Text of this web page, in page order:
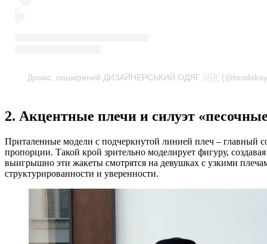
Допис, поширений ДИЗАЙНЕРСЬКИЙ ОДЯГ 🇺🇦
2. Акцентные плечи и силуэт
Приталенные модели с подчеркнутой линией плеч – главный
пропорции. Такой крой зрительно моделирует фигуру,
выигрышно эти жакеты смотрятся на девушках с узкими
структурированности и уверенности.